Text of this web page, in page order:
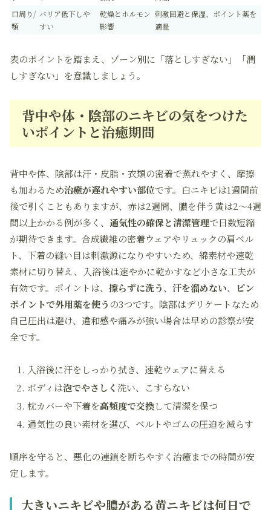
口周り/
顎
バリア低下しや
すい
乾燥とホルモン
影響
刺激回避と保湿、ポイント薬を
適量
表のポイントを踏まえ、ゾーン別に「落としすぎない」「潤
しすぎない」を意識しましょう。
背中や体・陰部のニキビの気をつけた
いポイントと治癒期間
背中や体、陰部は汗・皮脂・衣類の密着で蒸れやすく、摩擦
も加わるため治癒が遅れやすい部位です。白ニキビは1週間前
後で引くこともありますが、赤は2週間、膿を伴う黄は2〜4週
間以上かかる例が多く、 通気性の確保と清潔管理で日数短縮
が期待できます。合成繊維の密着ウェアやリュックの肩ベル
ト、下着の縫い目は刺激源になりやすいため、綿素材や速乾
素材に切り替え、入浴後は速やかに乾かすなど小さな工夫が
有効です。ポイントは、 擦らずに洗う、 汗を溜めない、 ピン
ポイントで外用薬を使う の3つです。陰部はデリケートなため
自己圧出は避け、違和感や痛みが強い場合は早めの診察が安
全です。
入浴後に汗をしっかり拭き、速乾ウェアに替える
ボディは泡でやさしく 洗い、こすらない
枕カバーや下着を高頻度で交換して清潔を保つ
通気性の良い素材を選び、ベルトやゴムの圧迫を減らす
順序を守ると、悪化の連鎖を断ちやすく治癒までの時間が安
定します。
大きいニキビや膿がある黄ニキビは何日で